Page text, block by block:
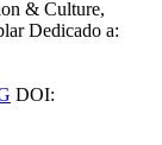
& Culture,
Dedicado a:
DOI: